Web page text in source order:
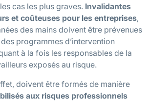
cas les plus graves. Invalidantes
et coûteuses pour les entreprises,
des mains doivent être prévenues
programmes d’intervention
à la fois les responsables de la
exposés au risque.
doivent être formés de manière
aux risques professionnels